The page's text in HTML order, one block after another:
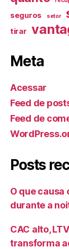
seguros setor
tirar
Meta
Acessar
Feed de
Feed de
Posts
O que causa
durante a
CAC alto,
transforma